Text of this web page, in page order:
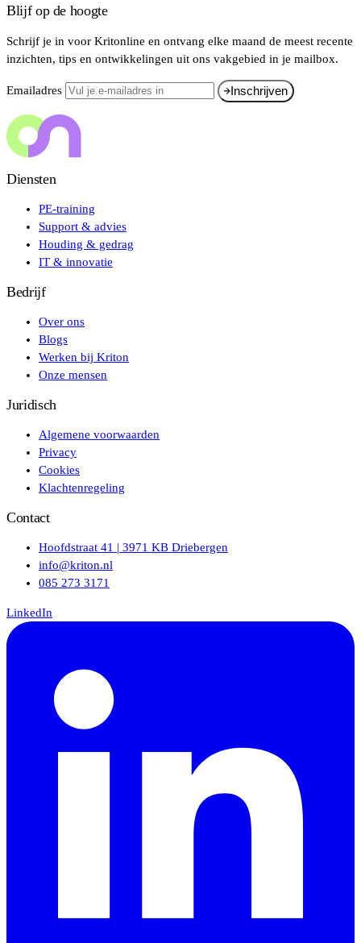
Blijf op de hoogte
Schrijf je in voor Kritonline en ontvang elke maand de meest recente
inzichten, tips en ontwikkelingen uit ons vakgebied in je mailbox.
Emailadres Inschrijven
Diensten
PE-training
Support & advies
Houding & gedrag
IT & innovatie
Bedrijf
Over ons
Blogs
Werken bij Kriton
Onze mensen
Juridisch
Algemene voorwaarden
Privacy
Cookies
Klachtenregeling
Contact
Hoofdstraat 41 | 3971 KB Driebergen
info@kriton.nl
085 273 3171
LinkedIn